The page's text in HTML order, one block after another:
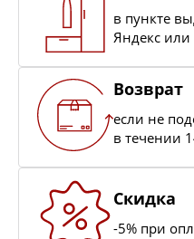
в пункте
Яндекс
Возврат
если не
в течении
Скидка
-5% при